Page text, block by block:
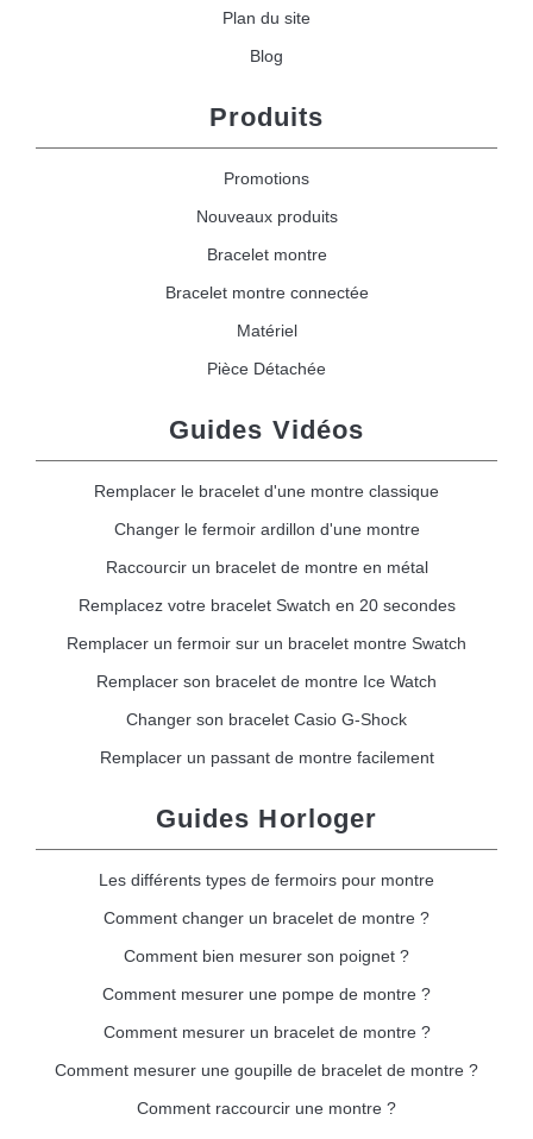
Plan du site
Blog
Produits
Promotions
Nouveaux produits
Bracelet montre
Bracelet montre connectée
Matériel
Pièce Détachée
Guides Vidéos
Remplacer le bracelet d'une montre classique
Changer le fermoir ardillon d'une montre
Raccourcir un bracelet de montre en métal
Remplacez votre bracelet Swatch en 20 secondes
Remplacer un fermoir sur un bracelet montre Swatch
Remplacer son bracelet de montre Ice Watch
Changer son bracelet Casio G-Shock
Remplacer un passant de montre facilement
Guides Horloger
Les différents types de fermoirs pour montre
Comment changer un bracelet de montre ?
Comment bien mesurer son poignet ?
Comment mesurer une pompe de montre ?
Comment mesurer un bracelet de montre ?
Comment mesurer une goupille de bracelet de montre ?
Comment raccourcir une montre ?